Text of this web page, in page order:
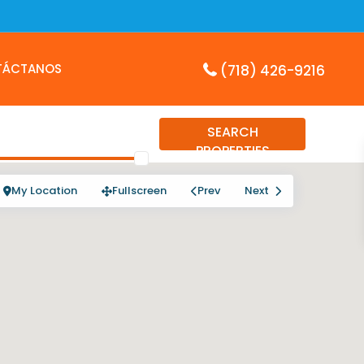
(718) 426-9216
SEARCH
PROPERTIES
My Location Fullscreen Prev Next